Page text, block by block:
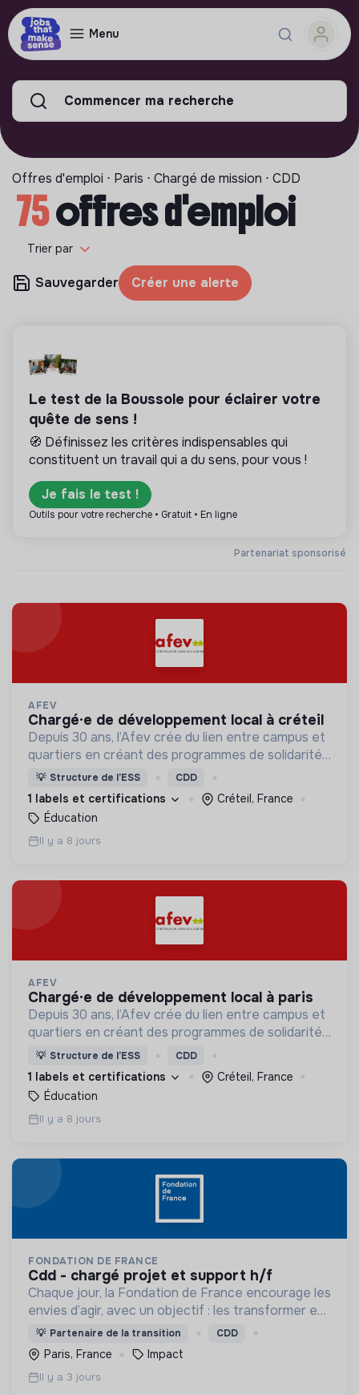
Menu
Commencer ma recherche
Offres d'emploi ⋅ Paris ⋅ Chargé de mission ⋅ CDD
75offres d'emploi
Trier par
Sauvegarder Créer une alerte
Partenariat sponsorisé
Le test de la Boussole pour éclairer votre
quête de sens !
🧭 Définissez les critères indispensables qui
constituent un travail qui a du sens, pour vous !
Je fais le test !
Outils pour votre recherche • Gratuit • En ligne
AFEV
chargé·e de développement local à créteil
Depuis 30 ans, l’Afev crée du lien entre campus et
quartiers en créant des programmes de solidarité
où des milliers d’étudiant·es s’engagent auprès des
jeunes.
💡 Structure de l’ESS CDD
1 labels et certifications
Créteil, France
Éducation
Il y a 8 jours
AFEV
chargé·e de développement local à paris
Depuis 30 ans, l’Afev crée du lien entre campus et
quartiers en créant des programmes de solidarité
où des milliers d’étudiant·es s’engagent auprès des
jeunes.
💡 Structure de l’ESS CDD
1 labels et certifications
Créteil, France
Éducation
Il y a 8 jours
FONDATION DE FRANCE
cdd - chargé projet et support h/f
Chaque jour, la Fondation de France encourage les
envies d’agir, avec un objectif : les transformer en
actions utiles et efficaces pour construire une
société plus digne et plus juste.
💡 Partenaire de la transition CDD
Paris, France Impact
Il y a 3 jours